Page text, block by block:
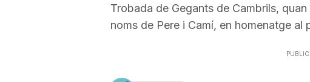
Trobada de Gegants de Cambrils,
noms de Pere i Camí, en homenatge al